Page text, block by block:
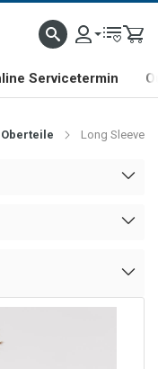
SHOP & SHOWROOM IN
Servicetermin
Oberteile Long Sleeve